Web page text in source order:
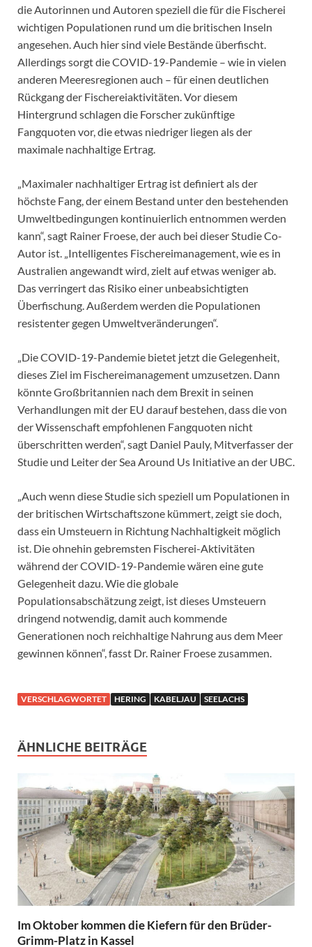
die Autorinnen und Autoren speziell die für die Fischerei
wichtigen Populationen rund um die britischen Inseln
angesehen. Auch hier sind viele Bestände überfischt.
Allerdings sorgt die COVID-19-Pandemie – wie in vielen
anderen Meeresregionen auch – für einen deutlichen
Rückgang der Fischereiaktivitäten. Vor diesem
Hintergrund schlagen die Forscher zukünftige
Fangquoten vor, die etwas niedriger liegen als der
maximale nachhaltige Ertrag.
„Maximaler nachhaltiger Ertrag ist definiert als der
höchste Fang, der einem Bestand unter den bestehenden
Umweltbedingungen kontinuierlich entnommen werden
kann“, sagt Rainer Froese, der auch bei dieser Studie Co-
Autor ist. „Intelligentes Fischereimanagement, wie es in
Australien angewandt wird, zielt auf etwas weniger ab.
Das verringert das Risiko einer unbeabsichtigten
Überfischung. Außerdem werden die Populationen
resistenter gegen Umweltveränderungen“.
„Die COVID-19-Pandemie bietet jetzt die Gelegenheit,
dieses Ziel im Fischereimanagement umzusetzen. Dann
könnte Großbritannien nach dem Brexit in seinen
Verhandlungen mit der EU darauf bestehen, dass die von
der Wissenschaft empfohlenen Fangquoten nicht
überschritten werden“, sagt Daniel Pauly, Mitverfasser der
Studie und Leiter der Sea Around Us Initiative an der UBC.
„Auch wenn diese Studie sich speziell um Populationen in
der britischen Wirtschaftszone kümmert, zeigt sie doch,
dass ein Umsteuern in Richtung Nachhaltigkeit möglich
ist. Die ohnehin gebremsten Fischerei-Aktivitäten
während der COVID-19-Pandemie wären eine gute
Gelegenheit dazu. Wie die globale
Populationsabschätzung zeigt, ist dieses Umsteuern
dringend notwendig, damit auch kommende
Generationen noch reichhaltige Nahrung aus dem Meer
gewinnen können“, fasst Dr. Rainer Froese zusammen.
VERSCHLAGWORTET HERING KABELJAU SEELACHS
ÄHNLICHE BEITRÄGE
Im Oktober kommen die Kiefern für den Brüder-
Grimm-Platz in Kassel